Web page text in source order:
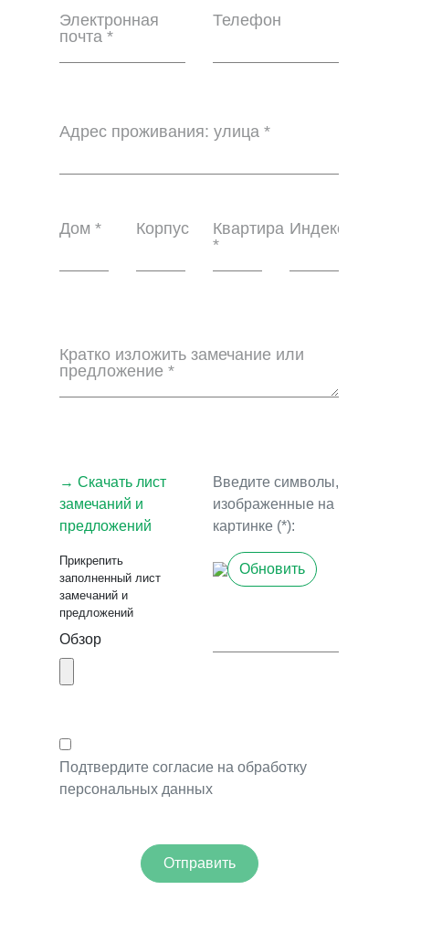
Электронная
почта *
Телефон
Адрес проживания: улица *
Дом * Корпус
Квартира
*
Индекс
Кратко изложить замечание или
предложение *
→ Скачать лист
замечаний и
предложений
Прикрепить
заполненный лист
замечаний и
предложений
Обзор
Введите символы,
изображенные на
картинке (*):
Обновить
Подтвердите согласие на обработку
персональных данных